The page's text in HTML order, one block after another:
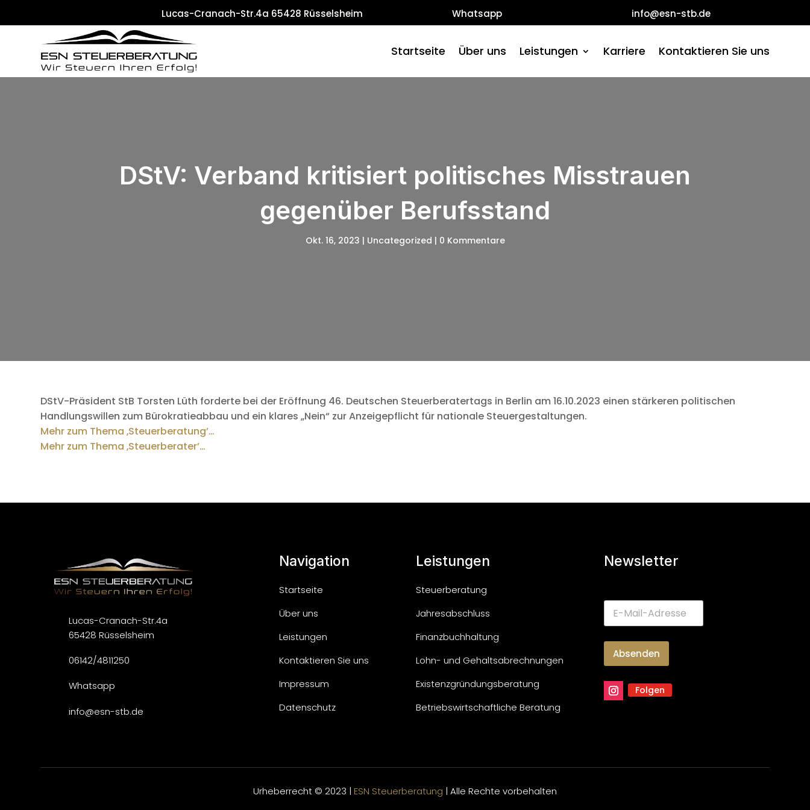
Lucas-Cranach-Str.4a 65428 Rüsselsheim Whatsapp info@esn-stb.de
Startseite Über uns Leistungen Karriere Kontaktieren Sie uns
DStV: Verband kritisiert politisches Misstrauen
gegenüber Berufsstand
Okt. 16, 2023 | Uncategorized | 0 Kommentare
DStV-Präsident StB Torsten Lüth forderte bei der Eröffnung 46. Deutschen Steuerberatertags in Berlin am 16.10.2023 einen stärkeren politischen
Handlungswillen zum Bürokratieabbau und ein klares „Nein“ zur Anzeigepflicht für nationale Steuergestaltungen.
Mehr zum Thema ‚Steuerberatung’…
Mehr zum Thema ‚Steuerberater’…
Lucas-Cranach-Str.4a
65428 Rüsselsheim
06142/4811250
Whatsapp
info@esn-stb.de
Navigation
Startseite
Über uns
Leistungen
Kontaktieren Sie uns
Impressum
Datenschutz
Leistungen
Steuerberatung
Jahresabschluss
Finanzbuchhaltung
Lohn- und Gehaltsabrechnungen
Existenzgründungsberatung
Betriebswirtschaftliche Beratung
Newsletter
Absenden
Folgen
Urheberrecht © 2023 | ESN Steuerberatung | Alle Rechte vorbehalten